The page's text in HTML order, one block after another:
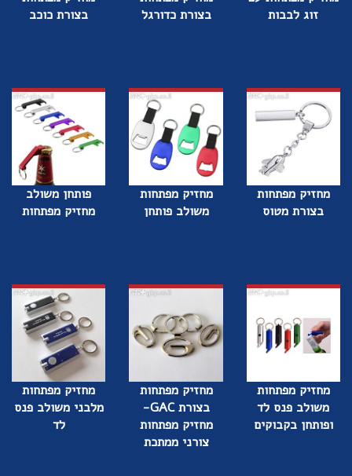
זוג לבבות
בצורת כדורגל
בצורת כוכב
מחזיק מפתחות
בצורת מטוס
מחזיק מפתחות
משולב פותחן
פותחן משולב
מחזיק מפתחות
מחזיק מפתחות
משולב פנס לד
ופותחן בקבוקים
מחזיק מפתחות
בצורת GAC-
מחזיק מפתחות
צורני ממתכת
מחזיק מפתחות
מלבני משולב פנס
לד